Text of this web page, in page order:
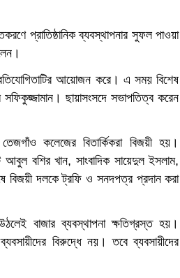
প্রাতিষ্ঠানিক ব্যবস্থাপনার সুফল পাওয়া
আয়োজন করে। এ সময় বিশেষ
ছায়াসংসদে সভাপতিত্ব করেন
কলেজের বিতার্কিকরা বিজয়ী হয়।
বশির খান, সাংবাদিক সায়েদুল ইসলাম,
বিজয়ী দলকে ট্রফি ও সনদপত্র প্রদান করা
বাজার ব্যবস্থাপনা ক্ষতিগ্রস্ত হয়।
বিরুদ্ধে নয়। তবে ব্যবসায়ীদের